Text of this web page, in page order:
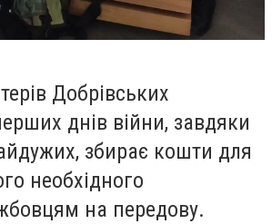
Добрівських
днів війни, завдяки
збирає кошти для
необхідного
на передову.